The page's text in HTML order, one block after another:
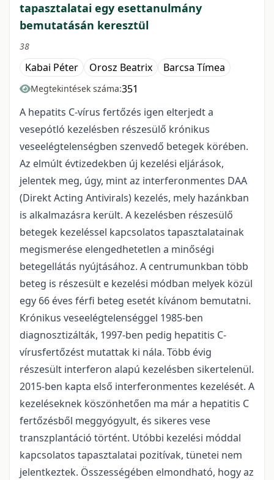
tapasztalatai egy esettanulmány
bemutatásán keresztül
38
Kabai Péter Orosz Beatrix Barcsa Tímea
Megtekintések száma:351
A hepatits C-vírus fertőzés igen elterjedt a
vesepótló kezelésben részesülő krónikus
veseelégtelenségben szenvedő betegek körében.
Az elmúlt évtizedekben új kezelési eljárások,
jelentek meg, úgy, mint az interferonmentes DAA
(Direkt Acting Antivirals) kezelés, mely hazánkban
is alkalmazásra került. A kezelésben részesülő
betegek kezeléssel kapcsolatos tapasztalatainak
megismerése elengedhetetlen a minőségi
betegellátás nyújtásához. A centrumunkban több
beteg is részesült e kezelési módban melyek közül
egy 66 éves férfi beteg esetét kívánom bemutatni.
Krónikus veseelégtelenséggel 1985-ben
diagnosztizálták, 1997-ben pedig hepatitis C-
vírusfertőzést mutattak ki nála. Több évig
részesült interferon alapú kezelésben sikertelenül.
2015-ben kapta első interferonmentes kezelését. A
kezeléseknek köszönhetően ma már a hepatitis C
fertőzésből meggyógyult, és sikeres vese
transzplantáció történt. Utóbbi kezelési móddal
kapcsolatos tapasztalatai pozitívak, tünetei nem
jelentkeztek. Összességében elmondható, hogy az